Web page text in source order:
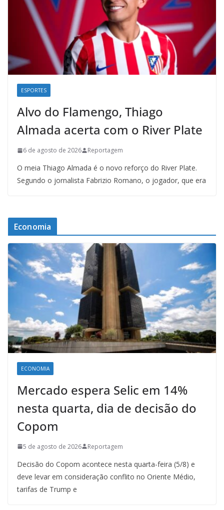
ESPORTES
Alvo do Flamengo, Thiago
Almada acerta com o River Plate
6 de agosto de 2026 Reportagem
O meia Thiago Almada é o novo reforço do River Plate.
Segundo o jornalista Fabrizio Romano, o jogador, que era
Economia
ECONOMIA
Mercado espera Selic em 14%
nesta quarta, dia de decisão do
Copom
5 de agosto de 2026 Reportagem
Decisão do Copom acontece nesta quarta-feira (5/8) e
deve levar em consideração conflito no Oriente Médio,
tarifas de Trump e